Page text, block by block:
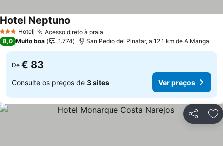
3 EstrelasHotel Acesso direto à praia
Hotel Neptuno
8,0 Muito boa 1.774 San Pedro del Pinatar, a 12.1 km de A Manga
De € 83
Consulte os preços de 3 sites Ver preços
Partilhar